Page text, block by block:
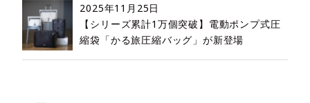
2025年11月25日
【シリーズ累計1万個突破】電動ポンプ式圧
縮袋「かる旅圧縮バッグ」が新登場